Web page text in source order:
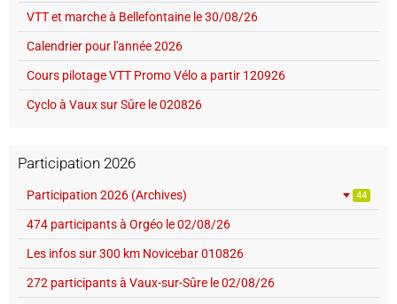
VTT et marche à Bellefontaine le 30/08/26
Calendrier pour l'année 2026
Cours pilotage VTT Promo Vélo a partir 120926
Cyclo à Vaux sur Sûre le 020826
Participation 2026
Participation 2026 (Archives) 44
474 participants à Orgéo le 02/08/26
Les infos sur 300 km Novicebar 010826
272 participants à Vaux-sur-Sûre le 02/08/26